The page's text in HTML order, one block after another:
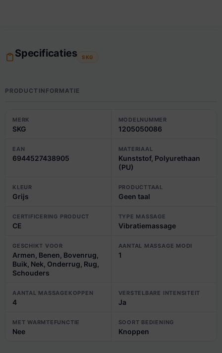
Specificaties SKG
PRODUCTINFORMATIE
MERK
SKG
MODELNUMMER
1205050086
EAN
6944527438905
MATERIAAL
Kunststof, Polyurethaan
(PU)
KLEUR
Grijs
PRODUCTTAAL
Geen taal
CERTIFICERING PRODUCT
CE
TYPE MASSAGE
Vibratiemassage
GESCHIKT VOOR
Armen, Benen, Bovenrug,
Buik, Nek, Onderrug, Rug,
Schouders
AANTAL MASSAGE MODI
1
AANTAL MASSAGEKOPPEN
4
VERSTELBARE INTENSITEIT
Ja
MET WARMTEFUNCTIE
Nee
SOORT BEDIENING
Knoppen